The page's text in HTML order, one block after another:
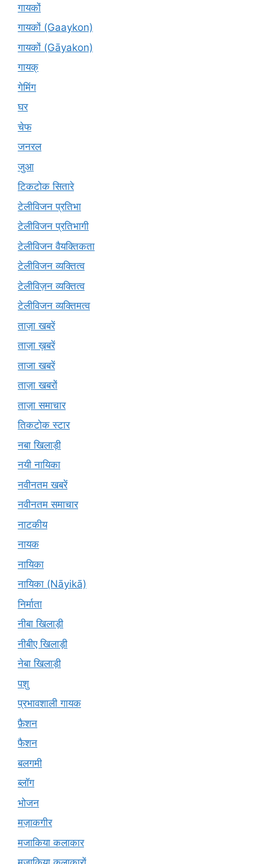
गायकों
गायकों (Gaaykon)
गायकों (Gāyakon)
गायक्
गेमिंग
घर
चेफ
जनरल
जुआ
टिकटोक सितारे
टेलीविजन प्रतिभा
टेलीविजन प्रतिभागी
टेलीविजन वैयक्तिकता
टेलीविजन व्यक्तित्व
टेलीविज़न व्यक्तित्व
टेलीविजन व्यक्तिमत्व
ताज़ा खबरें
ताज़ा ख़बरें
ताजा खबरें
ताज़ा खबरों
ताज़ा समाचार
तिकटोक स्टार
नबा खिलाड़ी
नयी नायिका
नवीनतम खबरें
नवीनतम समाचार
नाटकीय
नायक
नायिका
नायिका (Nāyikā)
निर्माता
नीबा खिलाड़ी
नीबीए खिलाड़ी
नेबा खिलाड़ी
पशु
प्रभावशाली गायक
फ़ैशन
फैशन
बलगमी
ब्लॉग
भोजन
मज़ाकगीर
मजाकिया कलाकार